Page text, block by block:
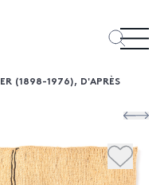
(1898-1976), D'APRÈS